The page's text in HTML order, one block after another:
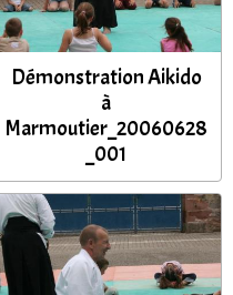
Démonstration Aikido
à
Marmoutier_20060628
_001